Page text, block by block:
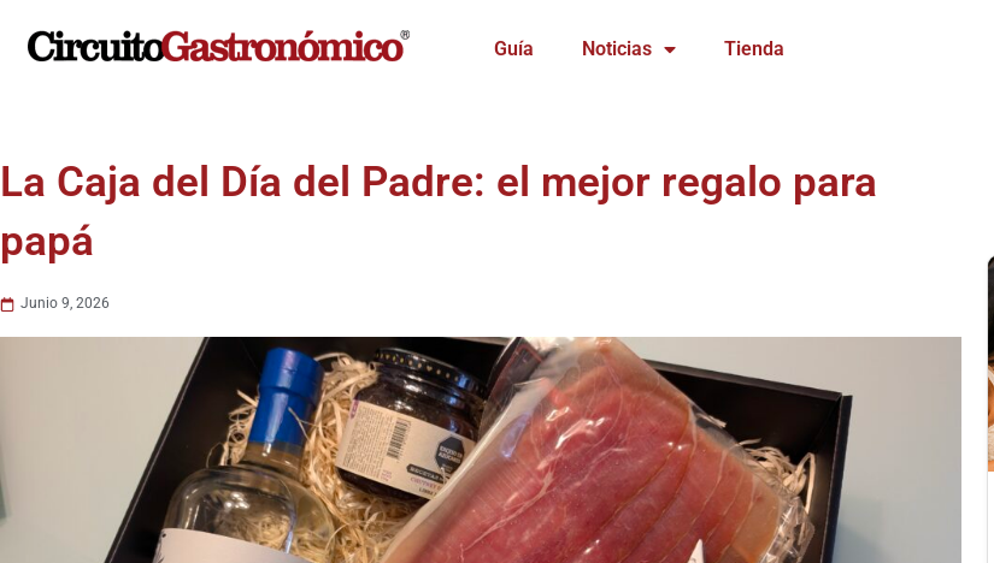
Guía Noticias Tienda
La Caja del Día del Padre: el mejor regalo para
papá
Junio 9, 2026